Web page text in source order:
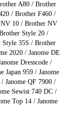
A80 / Brother
/ Brother F460 /
10 / Brother NV
Style 20 /
35S / Brother
2020 / Janome DE
Dresscode /
Japan 959 / Janome
Janome QF 7900 /
Sewist 740 DC /
Top 14 / Janome